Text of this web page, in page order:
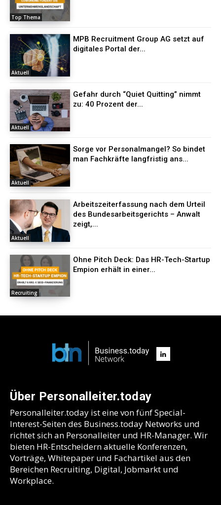
Top Thema
Aktuell
MPB Recruitment Group AG setzt auf
digitales Portal der...
Aktuell
Gefahr durch “Quiet Quitting” nimmt
zu: 40 Prozent der...
Aktuell
Sorge vor Personalmangel? So bindet
man Fachkräfte langfristig ans...
Aktuell
Arbeitszeiterfassung nach dem Urteil
des Bundesarbeitsgerichts – Anwalt
zeigt,...
Recruiting
Ohne Pitch Deck: Das HR-Tech-Startup
Empion erhält in einer...
Über Personalleiter.today
Personalleiter.today ist eine von fünf Special-
Interest-Seiten des Business.today Networks und
richtet sich an Personalleiter und HR-Manager. Wir
bieten HR-Entscheidern aktuelle Konferenzen,
Vorträge, Whitepaper und Fachartikel aus den
Bereichen Recruiting, Digital, Jobmarkt und
Workplace.